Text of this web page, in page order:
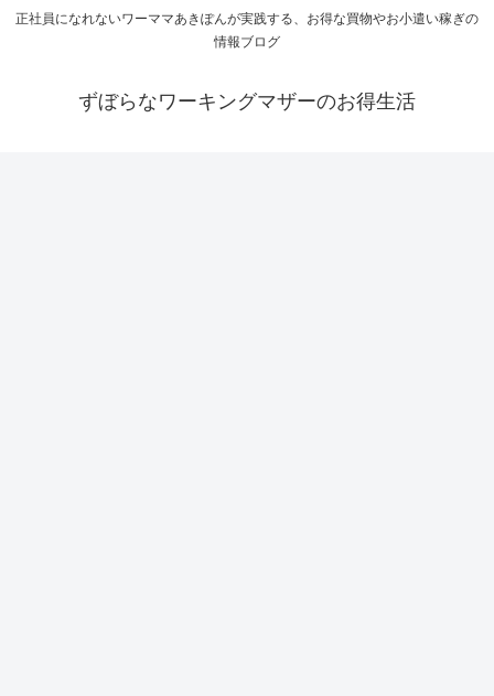
正社員になれないワーママあきぽんが実践する、お得な買物やお小遣い稼ぎの
情報ブログ
ずぼらなワーキングマザーのお得生活